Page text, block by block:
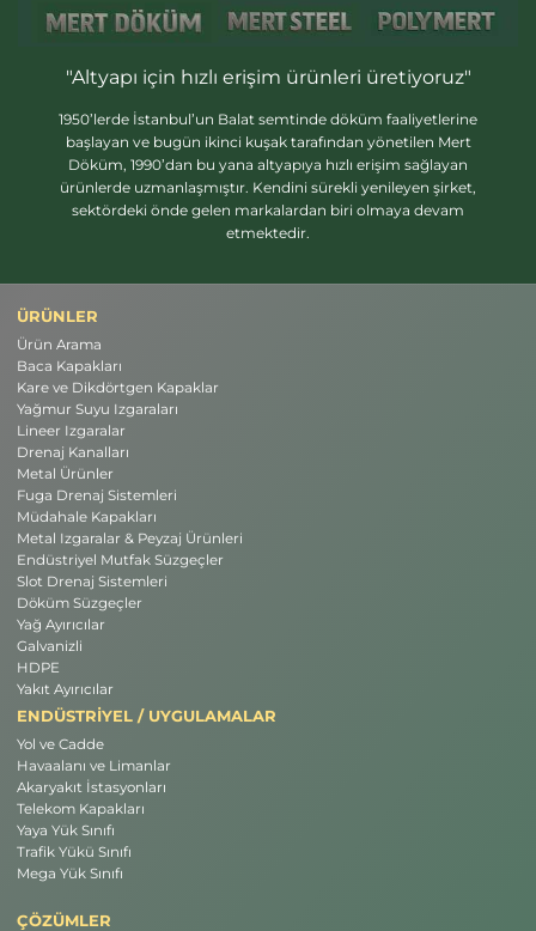
"Altyapı için hızlı erişim ürünleri üretiyoruz"
1950’lerde İstanbul’un Balat semtinde döküm faaliyetlerine
başlayan ve bugün ikinci kuşak tarafından yönetilen Mert
Döküm, 1990’dan bu yana altyapıya hızlı erişim sağlayan
ürünlerde uzmanlaşmıştır. Kendini sürekli yenileyen şirket,
sektördeki önde gelen markalardan biri olmaya devam
etmektedir.
ÜRÜNLER
Ürün Arama
Baca Kapakları
Kare ve Dikdörtgen Kapaklar
Yağmur Suyu Izgaraları
Lineer Izgaralar
Drenaj Kanalları
Metal Ürünler
Fuga Drenaj Sistemleri
Müdahale Kapakları
Metal Izgaralar & Peyzaj Ürünleri
Endüstriyel Mutfak Süzgeçler
Slot Drenaj Sistemleri
Döküm Süzgeçler
Yağ Ayırıcılar
Galvanizli
HDPE
Yakıt Ayırıcılar
ENDÜSTRİYEL / UYGULAMALAR
Yol ve Cadde
Havaalanı ve Limanlar
Akaryakıt İstasyonları
Telekom Kapakları
Yaya Yük Sınıfı
Trafik Yükü Sınıfı
Mega Yük Sınıfı
ÇÖZÜMLER